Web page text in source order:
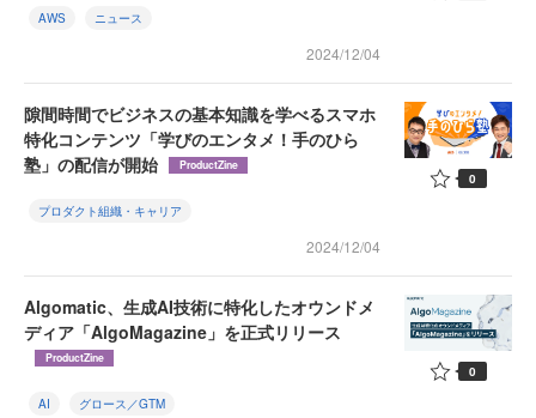
AWS ニュース
2024/12/04
隙間時間でビジネスの基本知識を学べるスマホ
特化コンテンツ「学びのエンタメ！手のひら
塾」の配信が開始
ProductZine
プロダクト組織・キャリア
2024/12/04
0
Algomatic、生成AI技術に特化したオウンドメ
ディア「AlgoMagazine」を正式リリース
ProductZine
AI グロース／GTM
0